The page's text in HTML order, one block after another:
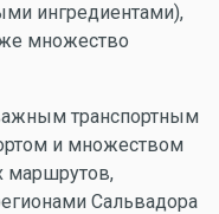
ингредиентами),
множество
транспортным
и множеством
маршрутов,
Сальвадора